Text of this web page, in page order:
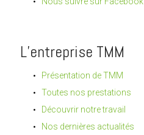
L’entreprise TMM
Présentation de TMM
Toutes nos prestations
Découvrir notre travail
Nos dernières actualités